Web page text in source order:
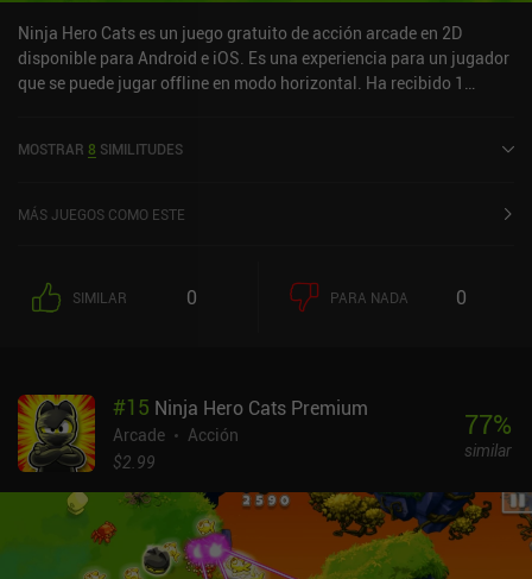
Ninja Hero Cats es un juego gratuito de acción arcade en 2D
disponible para Android e iOS. Es una experiencia para un jugador
que se puede jugar offline en modo horizontal. Ha recibido 1
actual de 4,7 sobre 5,0 en Google Play y de 4,8 sobre 5,0 en la App
MOSTRAR 8 SIMILITUDES
MÁS JUEGOS COMO ESTE
SIMILAR 0 PARA NADA 0
#15 Ninja Hero Cats Premium
Arcade
Acción
$2.99
77%
similar